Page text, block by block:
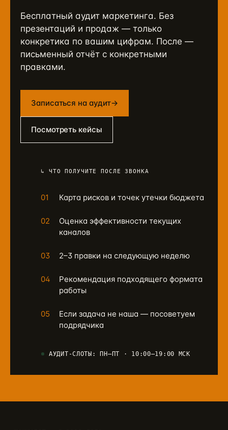
Бесплатный аудит маркетинга. Без
презентаций и продаж — только
конкретика по вашим цифрам. После —
письменный отчёт с конкретными
правками.
Записаться на аудит→
Посмотреть кейсы
↳ ЧТО ПОЛУЧИТЕ ПОСЛЕ ЗВОНКА
01 Карта рисков и точек утечки бюджета
02
Оценка эффективности текущих
каналов
03 2–3 правки на следующую неделю
04
Рекомендация подходящего формата
работы
05
Если задача не наша — посоветуем
подрядчика
АУДИТ-СЛОТЫ: ПН–ПТ · 10:00–19:00 МСК